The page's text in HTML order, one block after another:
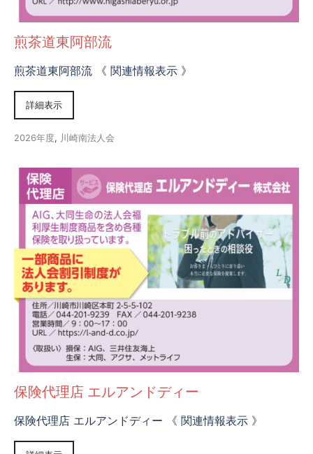
煎茶道東阿部流
煎茶道東阿部流 《 関連情報表示 》
詳細表示
2026年度, 川崎南法人会
保険代理店 エルアンドディー
保険代理店 エルアンドディー 《 関連情報表示 》